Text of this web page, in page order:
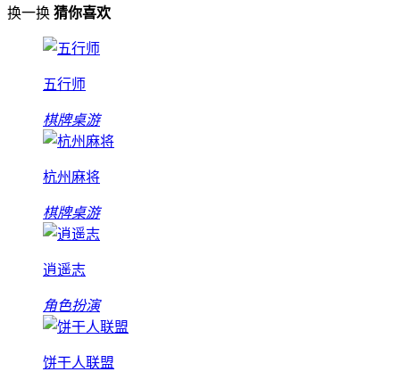
换一换 猜你喜欢
五行师
棋牌桌游
杭州麻将
棋牌桌游
逍遥志
角色扮演
饼干人联盟